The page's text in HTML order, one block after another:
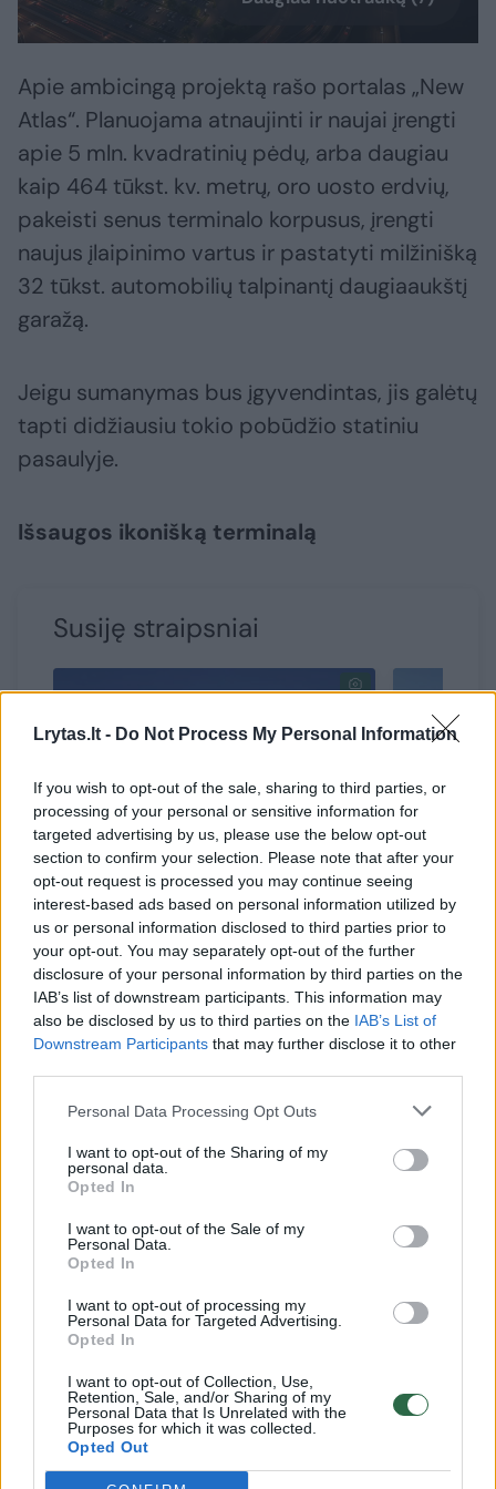
Lrytas.lt - Do Not Process My Personal Information
If you wish to opt-out of the sale, sharing to third parties, or
processing of your personal or sensitive information for
targeted advertising by us, please use the below opt-out
section to confirm your selection. Please note that after your
opt-out request is processed you may continue seeing
interest-based ads based on personal information utilized by
us or personal information disclosed to third parties prior to
your opt-out. You may separately opt-out of the further
disclosure of your personal information by third parties on the
IAB’s list of downstream participants. This information may
also be disclosed by us to third parties on the IAB’s List of
Downstream Participants that may further disclose it to other
Personal Data Processing Opt Outs
I want to opt-out of the Sharing of my
personal data.
Opted In
I want to opt-out of the Sale of my
Personal Data.
Opted In
I want to opt-out of processing my
Personal Data for Targeted Advertising.
Opted In
I want to opt-out of Collection, Use,
Retention, Sale, and/or Sharing of my
Personal Data that Is Unrelated with the
Purposes for which it was collected.
Opted Out
Apie ambicingą projektą rašo portalas „New
Atlas“. Planuojama atnaujinti ir naujai įrengti
apie 5 mln. kvadratinių pėdų, arba daugiau
kaip 464 tūkst. kv. metrų, oro uosto erdvių,
pakeisti senus terminalo korpusus, įrengti
naujus įlaipinimo vartus ir pastatyti milžinišką
32 tūkst. automobilių talpinantį daugiaaukštį
garažą.
Jeigu sumanymas bus įgyvendintas, jis galėtų
tapti didžiausiu tokio pobūdžio statiniu
pasaulyje.
Išsaugos ikonišką terminalą
Susiję straipsniai
Niujorke pradėtas statyti ilgai
lauktas dangoraižis – užbaigs
Pasaulio prekybos centro
panoramą
mlrd.
Vašingtono Daleso tarptautinio oro uosto
pagrindinis terminalas laikomas vienu
žymiausių XX amžiaus JAV architektūros
kūrinių.
Jį 1958 metais suprojektavo suomių kilmės
amerikiečių architektas Eero Saarinenas.
aptakiu siluetu, kuris turėjo priminti skrydį.
E.Saarinenas taip pat suprojektavo Sent